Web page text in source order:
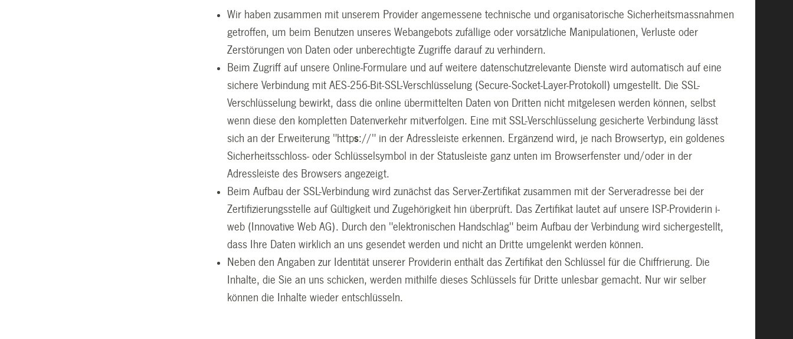
Wir haben zusammen mit unserem Provider angemessene technische und organisatorische Sicherheitsmassnahmen
getroffen, um beim Benutzen unseres Webangebots zufällige oder vorsätzliche Manipulationen, Verluste oder
Zerstörungen von Daten oder unberechtigte Zugriffe darauf zu verhindern.
Beim Zugriff auf unsere Online-Formulare und auf weitere datenschutzrelevante Dienste wird automatisch auf eine
sichere Verbindung mit AES-256-Bit-SSL-Verschlüsselung (Secure-Socket-Layer-Protokoll) umgestellt. Die SSL-
Verschlüsselung bewirkt, dass die online übermittelten Daten von Dritten nicht mitgelesen werden können, selbst
wenn diese den kompletten Datenverkehr mitverfolgen. Eine mit SSL-Verschlüsselung gesicherte Verbindung lässt
sich an der Erweiterung "https://" in der Adressleiste erkennen. Ergänzend wird, je nach Browsertyp, ein goldenes
Sicherheitsschloss- oder Schlüsselsymbol in der Statusleiste ganz unten im Browserfenster und/oder in der
Adressleiste des Browsers angezeigt.
Beim Aufbau der SSL-Verbindung wird zunächst das Server-Zertifikat zusammen mit der Serveradresse bei der
Zertifizierungsstelle auf Gültigkeit und Zugehörigkeit hin überprüft. Das Zertifikat lautet auf unsere ISP-Providerin i-
web (Innovative Web AG). Durch den "elektronischen Handschlag" beim Aufbau der Verbindung wird sichergestellt,
dass Ihre Daten wirklich an uns gesendet werden und nicht an Dritte umgelenkt werden können.
Neben den Angaben zur Identität unserer Providerin enthält das Zertifikat den Schlüssel für die Chiffrierung. Die
Inhalte, die Sie an uns schicken, werden mithilfe dieses Schlüssels für Dritte unlesbar gemacht. Nur wir selber
können die Inhalte wieder entschlüsseln.